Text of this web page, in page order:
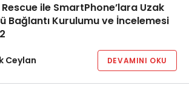
ile SmartPhone’lara Uzak
Bağlantı Kurulumu ve İncelemesi
Ceylan DEVAMINI OKU